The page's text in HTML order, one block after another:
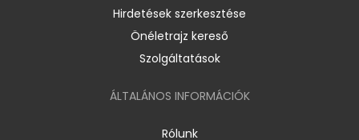
Hirdetések szerkesztése
Önéletrajz kereső
Szolgáltatások
ÁLTALÁNOS INFORMÁCIÓK
Rólunk